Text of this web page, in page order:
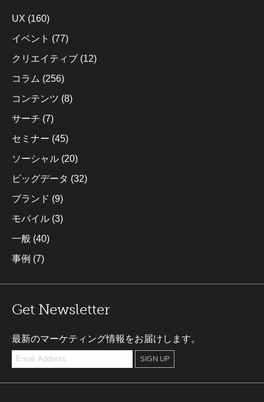
UX (160)
イベント (77)
クリエイティブ (12)
コラム (256)
コンテンツ (8)
サーチ (7)
セミナー (45)
ソーシャル (20)
ビッグデータ (32)
ブランド (9)
モバイル (3)
一般 (40)
事例 (7)
Get Newsletter
最新のマーケティング情報をお届けします。